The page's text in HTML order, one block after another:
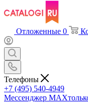
Отложенные 0
Телефоны
+7 (495) 540-4949
Мессенджер МАХ